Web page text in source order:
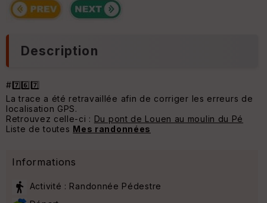
Description
#7️⃣6️⃣7️⃣
La trace a été retravaillée afin de corriger les erreurs de
localisation GPS.
Retrouvez celle-ci : Du pont de Louen au moulin du Pé
Liste de toutes Mes randonnées
Informations
Activité : Randonnée Pédestre